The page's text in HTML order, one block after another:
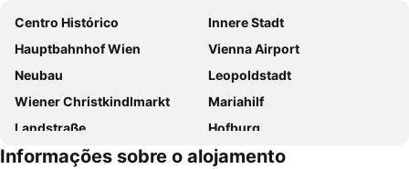
Centro Histórico
Innere Stadt
Hauptbahnhof Wien
Vienna Airport
Neubau
Leopoldstadt
Wiener Christkindlmarkt
Mariahilf
Landstraße
Hofburg
Staatsoper
Liesing
Informações sobre o alojamento